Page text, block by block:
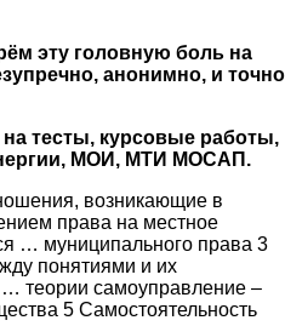
эту головную боль на
анонимно, и точно
тесты, курсовые работы,
МОИ, МТИ МОСАП.
возникающие в
права на местное
… муниципального права 3
понятиями и их
теории самоуправление –
5 Самостоятельность